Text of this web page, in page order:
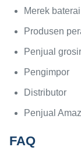
Merek
Produsen
Penjual
Pengimpor
Distributor
Penjual
FAQ